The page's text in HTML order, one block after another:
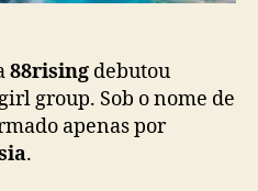
a
n
ç
88rising debutou
group. Sob o nome de
apenas por
.